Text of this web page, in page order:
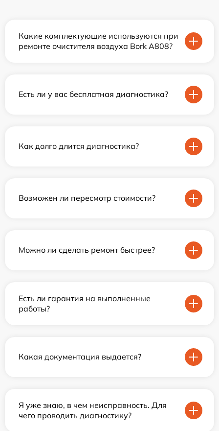
Какие комплектующие используются при
ремонте очистителя воздуха Bork А808?
Есть ли у вас бесплатная диагностика?
Как долго длится диагностика?
Возможен ли пересмотр стоимости?
Можно ли сделать ремонт быстрее?
Есть ли гарантия на выполненные
работы?
Какая документация выдается?
Я уже знаю, в чем неисправность. Для
чего проводить диагностику?